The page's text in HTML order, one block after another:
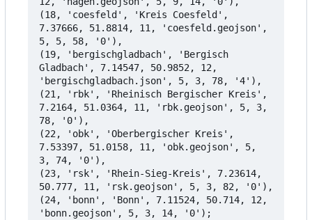
(18, 'coesfeld', 'Kreis Coesfeld',
7.37666, 51.8814, 11, 'coesfeld.geojson',
5, 5, 58, '0'),
(19, 'bergischgladbach', 'Bergisch
Gladbach', 7.14547, 50.9852, 12,
'bergischgladbach.json', 5, 3, 78, '4'),
(21, 'rbk', 'Rheinisch Bergischer Kreis',
7.2164, 51.0364, 11, 'rbk.geojson', 5, 3,
78, '0'),
(22, 'obk', 'Oberbergischer Kreis',
7.53397, 51.0158, 11, 'obk.geojson', 5,
3, 74, '0'),
(23, 'rsk', 'Rhein-Sieg-Kreis', 7.23614,
50.777, 11, 'rsk.geojson', 5, 3, 82, '0'),
(24, 'bonn', 'Bonn', 7.11524, 50.714, 12,
'bonn.geojson', 5, 3, 14, '0');